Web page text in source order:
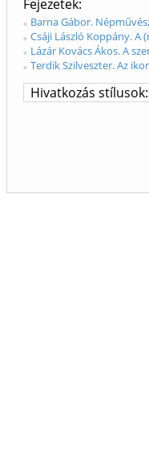
Fejezetek
Barna Gábor.
Csáji László Koppány. A
Lázár Kovács Ákos. A
Terdik Szilveszter. Az
Hivatkozás stílusok: